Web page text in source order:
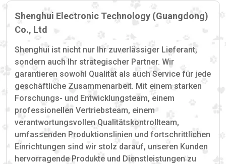
Shenghui Electronic Technology (Guangdong)
Co., Ltd
Shenghui ist nicht nur Ihr zuverlässiger Lieferant,
sondern auch Ihr strategischer Partner. Wir
garantieren sowohl Qualität als auch Service für jede
geschäftliche Zusammenarbeit. Mit einem starken
Forschungs- und Entwicklungsteam, einem
professionellen Vertriebsteam, einem
verantwortungsvollen Qualitätskontrollteam,
umfassenden Produktionslinien und fortschrittlichen
Einrichtungen sind wir stolz darauf, unseren Kunden
hervorragende Produkte und Dienstleistungen zu